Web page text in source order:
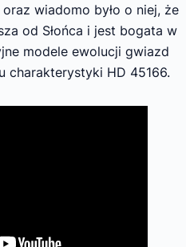
wiadomo było o niej, że
od Słońca i jest bogata w
modele ewolucji gwiazd
charakterystyki HD 45166.